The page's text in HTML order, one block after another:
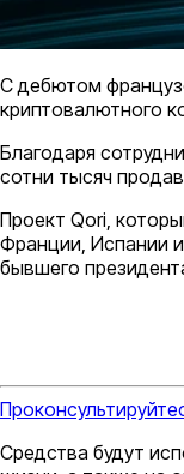
С дебютом
криптовалютного
Благодаря
сотни тысяч
Проект Qori,
Франции, Испании
бывшего
Средства будут